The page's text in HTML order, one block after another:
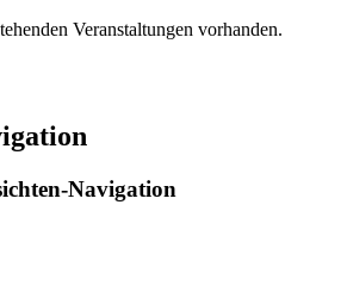
Veranstaltungen vorhanden.
Navigation